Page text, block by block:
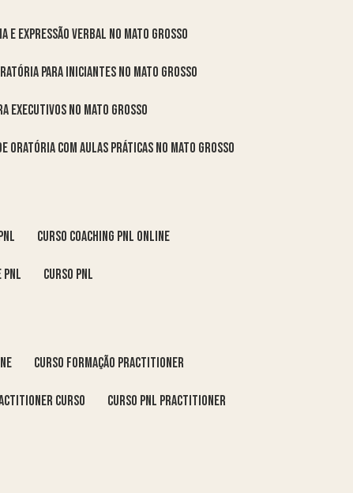
e expressão verbal no Mato Grosso
para iniciantes no Mato Grosso
executivos no Mato Grosso
oratória com aulas práticas no Mato Grosso
curso coaching pnl online
pnl curso pnl
curso formação practitioner
curso curso pnl practitioner